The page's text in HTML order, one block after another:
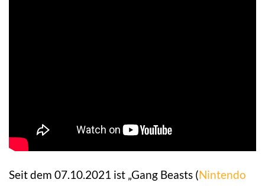
Seit dem 07.10.2021 ist „Gang Beasts (Nintendo